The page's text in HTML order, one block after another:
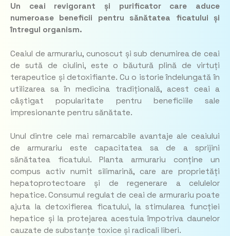
Un ceai revigorant și purificator care aduce
numeroase beneficii pentru sănătatea ficatului și
întregul organism.
Ceaiul de armurariu, cunoscut și sub denumirea de ceai
de sută de ciulini, este o băutură plină de virtuți
terapeutice și detoxifiante. Cu o istorie îndelungată în
utilizarea sa în medicina tradițională, acest ceai a
câștigat popularitate pentru beneficiile sale
impresionante pentru sănătate.
Unul dintre cele mai remarcabile avantaje ale ceaiului
de armurariu este capacitatea sa de a sprijini
sănătatea ficatului. Planta armurariu conține un
compus activ numit silimarină, care are proprietăți
hepatoprotectoare și de regenerare a celulelor
hepatice. Consumul regulat de ceai de armurariu poate
ajuta la detoxifierea ficatului, la stimularea funcției
hepatice și la protejarea acestuia împotriva daunelor
cauzate de substanțe toxice și radicali liberi.